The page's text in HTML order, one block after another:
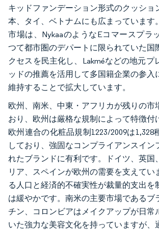
キッドファンデーション形式のクッショ
本、タイ、ベトナムにも広まっています
市場は、NykaaのようなEコマースプラ
つて都市圏のデパートに限られていた国
クセスを民主化し、Lakméなどの地元プ
ッドの推薦を活用して多国籍企業の参入
維持することで拡大しています。
欧州、南米、中東・アフリカが残りの市
おり、欧州は厳格な規制によって特徴付
欧州連合の化粧品規制1223/2009は1,328
しており、強固なコンプライアンスイン
れたブランドに有利です。ドイツ、英国
リア、スペインが欧州の需要を支えてい
る人口と経済的不確実性が裁量的支出を
は緩やかです。南米の主要市場であるブ
チン、コロンビアはメイクアップが日常
いた強力な美容文化を持っていますが、